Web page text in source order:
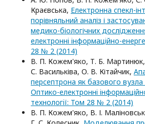
Краєвська, Електронна спекл-
порівняльний аналіз і
медико-біологічних
електроннi iнформацiйно-
28 № 2 (2014)
В. П. Кожем'яко, Т. Б.
С. Васильківа, О. В. Кітайчик,
персептрона як базового
Оптико-електроннi
технологiї: Том 28 № 2 (2014)
В. П. Кожем'яко, В. І.